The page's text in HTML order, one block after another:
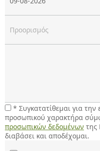
* Συγκατατίθεμαι για
προσωπικού χαρακτήρα
προσωπικών δεδομένων της
διαβάσει και αποδέχομαι.